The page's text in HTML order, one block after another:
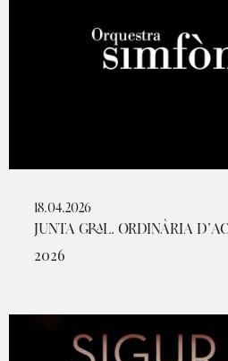
18.04.2026
JUNTA GRAL. ORDINÀRIA
2026